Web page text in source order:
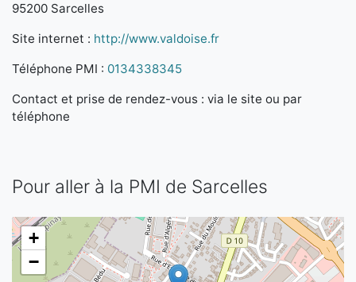
95200 Sarcelles
Site internet : http://www.valdoise.fr
Téléphone PMI : 0134338345
Contact et prise de rendez-vous : via le site ou par
téléphone
Pour aller à la PMI de Sarcelles
+
−